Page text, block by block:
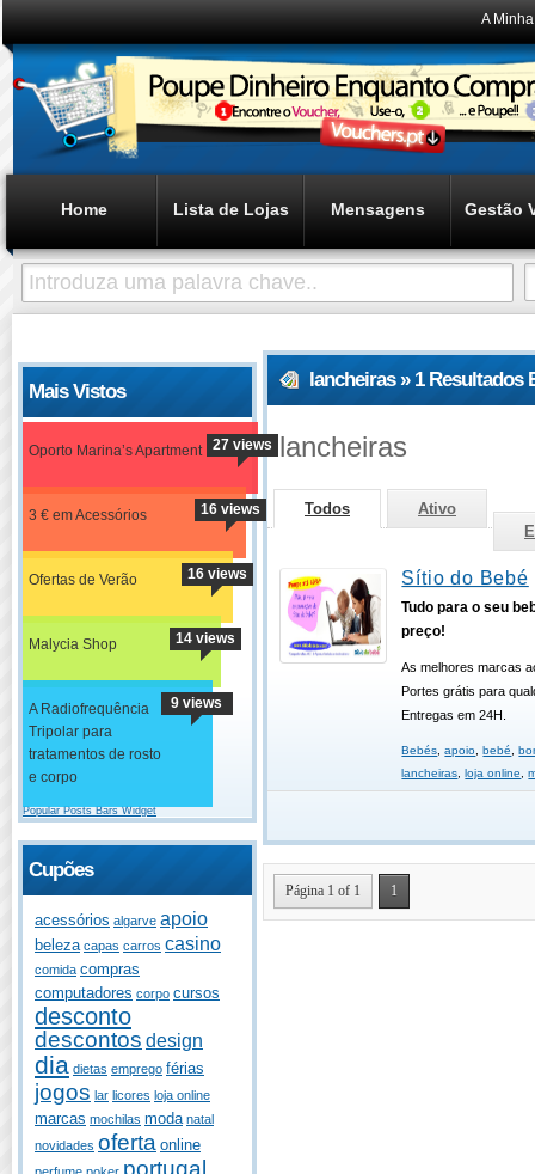
A
Home Lista de Lojas Mensagens Gestão
Mais Vistos
Oporto Marina’s Apartment 27 views
3 € em Acessórios 16 views
Ofertas de Verão 16 views
Malycia Shop 14 views
A Radiofrequência
Tripolar para
tratamentos de rosto
e corpo
9 views
Popular Posts Bars Widget
Cupões
acessórios algarve apoio
beleza capas carros casino
comida compras
computadores corpo cursos
desconto
descontos design
dia dietas emprego férias
jogos lar licores loja online
marcas mochilas moda natal
novidades oferta online
portugal
lancheiras » 1 Resultados
lancheiras
Todos
Ativo
Sítio do Bebé
Tudo para o seu
preço!
As melhores marcas
Portes grátis para
Entregas em 24H.
Bebés ,apoio ,bebé ,
lancheiras ,loja online ,
Página 1 of 1 1